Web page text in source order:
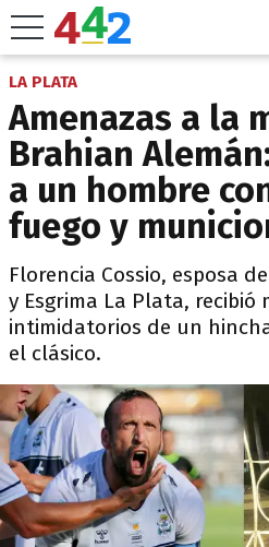
LA PLATA
Amenazas a la
Brahian
a un hombre
fuego y
Florencia Cossio, esposa
y Esgrima La Plata, recibió
intimidatorios de un
el clásico.